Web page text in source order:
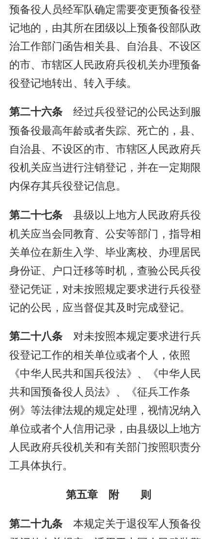
预备役人员经军队确定需要变更预备役登
记地的，由其所在团级以上预备役部队政
治工作部门函告相关县、自治县、不设区
的市、市辖区人民政府兵役机关办理预备
役登记地转出、转入手续。
第二十六条经过兵役登记的公民达到服
预备役最高年龄或者失踪、死亡的，县、
自治县、不设区的市、市辖区人民政府兵
役机关应当进行注销登记，并在一定期限
内保存其兵役登记信息。
第二十七条县级以上地方人民政府兵役
机关应当会同教育、公安等部门，指导相
关单位在新生入学、毕业离校、办理居民
身份证、户口迁移等时机，查验公民兵役
登记凭证，对未按照规定要求进行兵役登
记的公民，应当督促其及时完成登记。
第二十八条对未按照本规定要求进行兵
役登记工作的相关单位或者个人，依照
《中华人民共和国兵役法》、《中华人民
共和国预备役人员法》、《征兵工作条
例》等法律法规的规定处理，视情况纳入
单位或者个人信用记录，由县级以上地方
人民政府兵役机关和有关部门按照职责分
工具体执行。
第五章 附 则
第二十九条 本规定关于退役军人预备役